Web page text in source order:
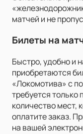
матчей и не
Билеты на
Быстро, удобно и
приобретаются
«Локомотива» с
требуется только
количество мест,
оплатите заказ.
на вашей